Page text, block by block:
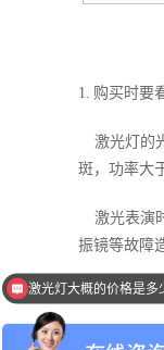
1. 购买时要
激光灯的
斑，功率大
激光表演
振镜等故障
激光表演好
2. 看激光灯
激光灯大概的价格是多
激光灯有哪些功率和颜